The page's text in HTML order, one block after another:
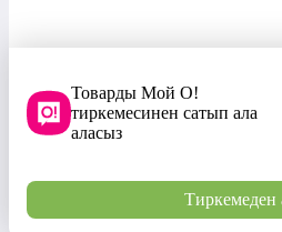
Товарды Мой О!
тиркемесинен сатып ала
аласыз
Тиркемеден